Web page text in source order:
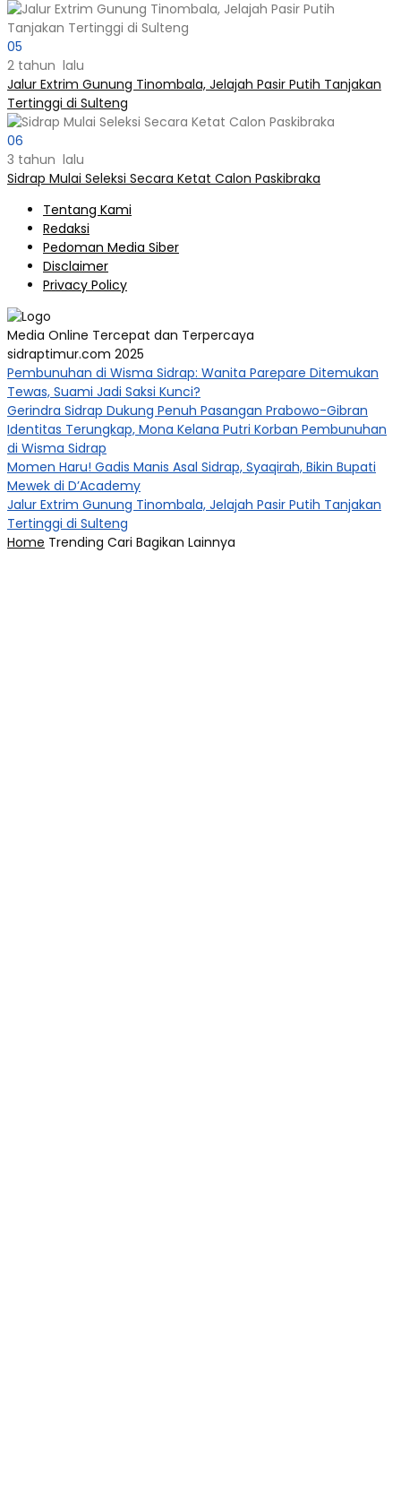
05
2 tahun lalu
Jalur Extrim Gunung Tinombala, Jelajah Pasir Putih Tanjakan
Tertinggi di Sulteng
06
3 tahun lalu
Sidrap Mulai Seleksi Secara Ketat Calon Paskibraka
Tentang Kami
Redaksi
Pedoman Media Siber
Disclaimer
Privacy Policy
Media Online Tercepat dan Terpercaya
sidraptimur.com 2025
Pembunuhan di Wisma Sidrap: Wanita Parepare Ditemukan
Tewas, Suami Jadi Saksi Kunci?
Gerindra Sidrap Dukung Penuh Pasangan Prabowo-Gibran
Identitas Terungkap, Mona Kelana Putri Korban Pembunuhan
di Wisma Sidrap
Momen Haru! Gadis Manis Asal Sidrap, Syaqirah, Bikin Bupati
Mewek di D’Academy​
Jalur Extrim Gunung Tinombala, Jelajah Pasir Putih Tanjakan
Tertinggi di Sulteng
Home Trending Cari Bagikan Lainnya